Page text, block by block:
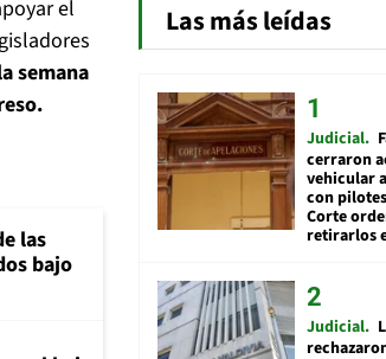
el
semana
las
bajo
Las más leídas
Judicial
cerraron
vehicular
con
Corte
retirarlos
Judicial